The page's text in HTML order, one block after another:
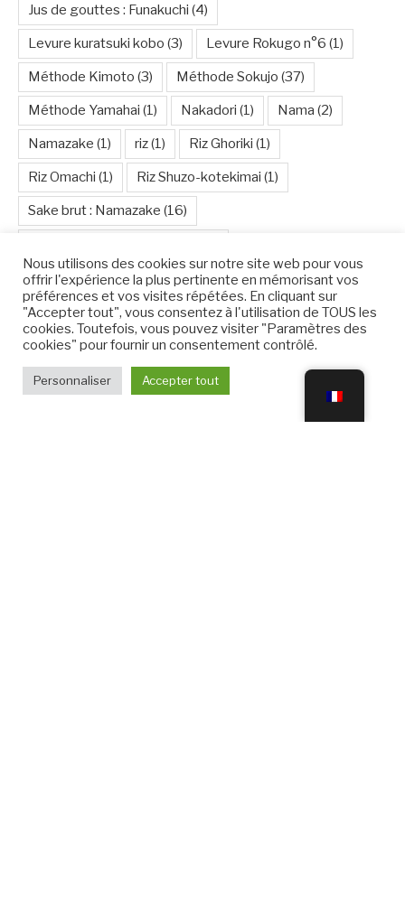
Jus de gouttes : Funakuchi (4)
Levure kuratsuki kobo (3) Levure Rokugo n°6 (1)
Méthode Kimoto (3) Méthode Sokujo (37)
Méthode Yamahai (1) Nakadori (1) Nama (2)
Namazake (1) riz(1) Riz Ghoriki (1)
Riz Omachi (1) Riz Shuzo-kotekimai (1)
Sake brut : Namazake (16)
Sake cuit 1 fois : Namazume(5) Sake Daiginjo(3)
Sake Genshu entier en alcool(8) Sake Ginjo(12)
Sake Koshu(7) Sake Muroka(16) Sake Nigori
saké pétillant(3) Sakés cuits 2 fois : Nikkai (23)
Nous utilisons des cookies sur notre site web pour vous
offrir l'expérience la plus pertinente en mémorisant vos
préférences et vos visites répétées. En cliquant sur
"Accepter tout", vous consentez à l'utilisation de TOUS les
cookies. Toutefois, vous pouvez visiter "Paramètres des
cookies" pour fournir un consentement contrôlé.
Personnaliser Accepter tout